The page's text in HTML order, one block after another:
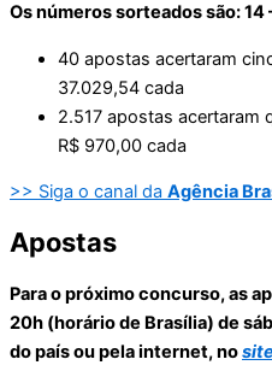
Os números sorteados são: 14
40 apostas acertaram
37.029,54 cada
2.517 apostas acertaram
R$ 970,00 cada
>> Siga o canal da Agência
Apostas
Para o próximo concurso, as
20h (horário de Brasília) de
do país ou pela internet, no